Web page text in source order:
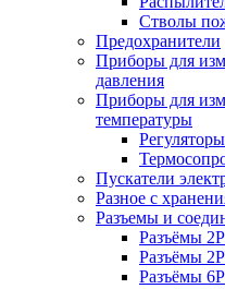
Стволы
Предохранители
Приборы для
давления
Приборы для
температуры
Пускатели
Разное с
Разъемы и
Разъёмы
Разъёмы
Разъёмы 6Р